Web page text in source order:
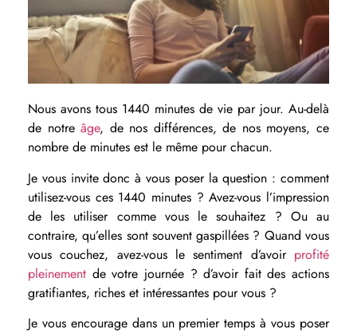
Nous avons tous 1440 minutes de vie par jour. Au-delà
de notreâge, de nos différences, de nos moyens, ce
nombre de minutes est le même pour chacun.
Je vous invite donc à vous poser la question : comment
utilisez-vous ces 1440 minutes ? Avez-vous l’impression
de les utiliser comme vous le souhaitez ? Ou au
contraire, qu’elles sont souvent gaspillées ? Quand vous
vous couchez, avez-vous le sentiment d’avoir profité
pleinement de votre journée ? d’avoir fait des actions
gratifiantes, riches et intéressantes pour vous ?
Je vous encourage dans un premier temps à vous poser